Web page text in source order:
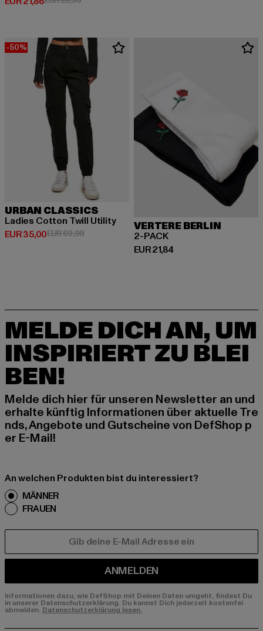
-50%
URBAN CLASSICS
Ladies Cotton Twill Utility
EUR 35,00
Derzeitiger Preis: EUR 35,00
EUR 69,99Aktionspreis: EUR 69,99
VERTERE BERLIN
2-PACK
EUR 21,84
Derzeitiger Preis: EUR 21,84
MELDE DICH AN, UM
INSPIRIERT ZU BLEI
BEN!
Melde dich hier für unseren Newsletter an und
erhalte künftig Informationen über aktuelle Tre
nds, Angebote und Gutscheine von DefShop p
er E-Mail!
An welchen Produkten bist du interessiert?
MÄNNER
FRAUEN
ANMELDEN
Informationen dazu, wie DefShop mit Deinen Daten umgeht, findest Du
in unserer Datenschutzerklärung. Du kannst Dich jederzeit kostenfei
abmelden. Datenschutzerklärung lesen.